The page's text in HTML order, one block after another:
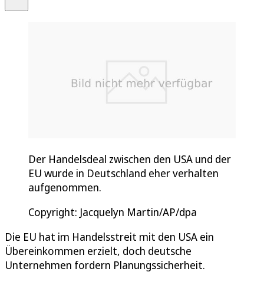
Der Handelsdeal zwischen den USA und der
EU wurde in Deutschland eher verhalten
aufgenommen.
Copyright: Jacquelyn Martin/AP/dpa
Die EU hat im Handelsstreit mit den USA ein
Übereinkommen erzielt, doch deutsche
Unternehmen fordern Planungssicherheit.